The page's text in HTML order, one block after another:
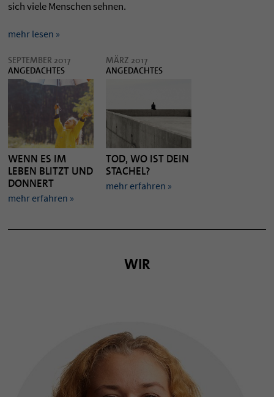
sich viele Menschen sehnen.
mehr lesen »
SEPTEMBER 2017
ANGEDACHTES
WENN ES IM
LEBEN BLITZT UND
DONNERT
mehr erfahren »
MÄRZ 2017
ANGEDACHTES
TOD, WO IST DEIN
STACHEL?
mehr erfahren »
WIR